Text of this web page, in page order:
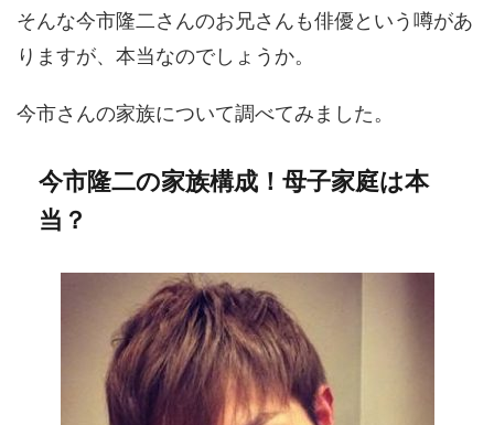
そんな今市隆二さんのお兄さんも俳優という噂があ
りますが、本当なのでしょうか。
今市さんの家族について調べてみました。
今市隆二の家族構成！母子家庭は本
当？